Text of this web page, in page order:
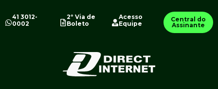
41 3012-
0002
2º Via de
Boleto
Acesso
Equipe
Central do
Assinante